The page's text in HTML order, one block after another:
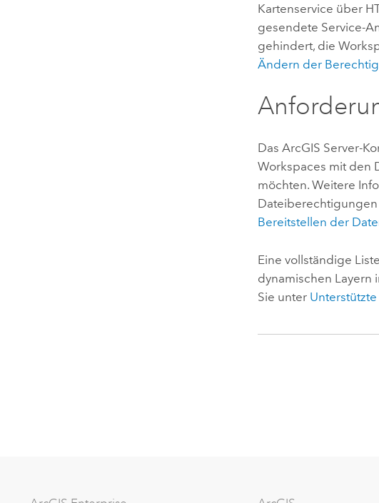
Kartenservice über
gesendete Service-
gehindert, die
Ändern der
DasArcGIS Server-
Workspaces mit den
möchten. Weitere
Bereitstellen der
Eine vollständige
dynamischen Layern
Sie unter